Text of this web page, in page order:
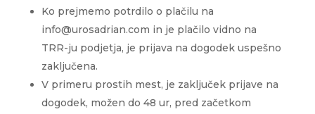
Ko prejmemo potrdilo o plačilu na
info@urosadrian.com in je plačilo vidno na
TRR-ju podjetja, je prijava na dogodek uspešno
zaključena.
V primeru prostih mest, je zaključek prijave na
dogodek, možen do 48 ur, pred začetkom